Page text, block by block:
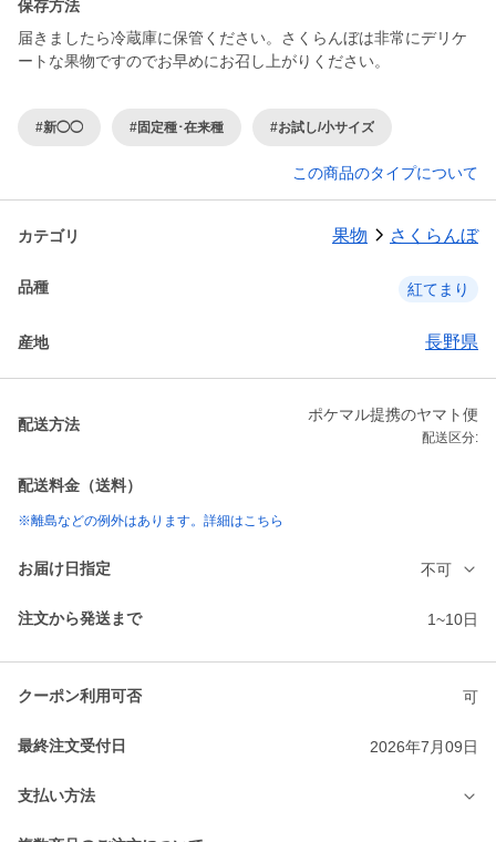
保存方法
届きましたら冷蔵庫に保管ください。さくらんぼは非常にデリケ
ートな果物ですのでお早めにお召し上がりください。
#新◯◯ #固定種･在来種 #お試し/小サイズ
この商品のタイプについて
カテゴリ 果物 さくらんぼ
品種 紅てまり
産地 長野県
配送方法
ポケマル提携のヤマト便
配送区分:
配送料金（送料）
※離島などの例外はあります。詳細はこちら
お届け日指定 不可
注文から発送まで 1~10日
クーポン利用可否 可
最終注文受付日 2026年7月09日
支払い方法